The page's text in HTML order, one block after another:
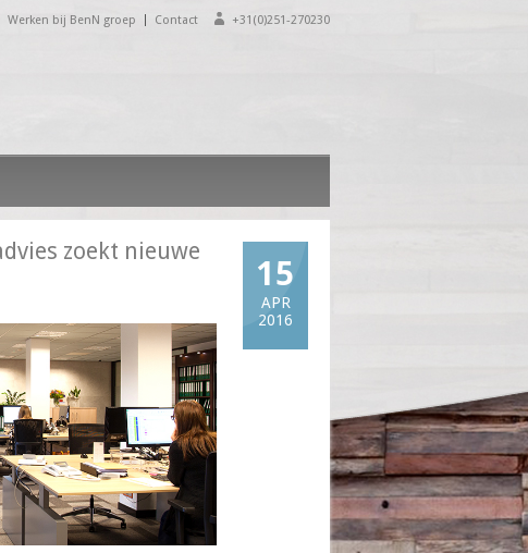
+31(0)251-270230
Werken bij BenN groep Contact
15
APR
2016
zoekt nieuwe